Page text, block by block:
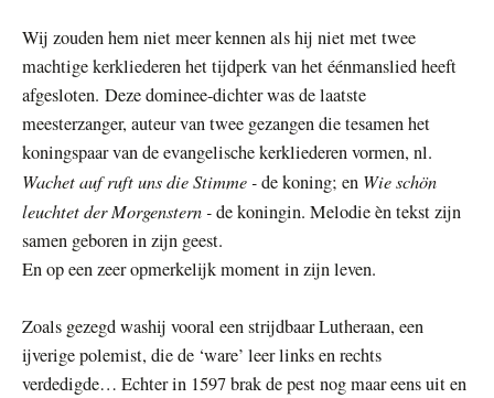
Wij zouden hem niet meer kennen als hij niet met twee
machtige kerkliederen het tijdperk van het éénmanslied heeft
afgesloten. Deze dominee-dichter was de laatste
meesterzanger, auteur van twee gezangen die tesamen het
koningspaar van de evangelische kerkliederen vormen, nl.
Wachet auf ruft uns die Stimme -de koning; en Wie schön
leuchtet der Morgenstern -de koningin. Melodie èn tekst zijn
samen geboren in zijn geest.
En op een zeer opmerkelijk moment in zijn leven.
Zoals gezegd washij vooral een strijdbaar Lutheraan, een
ijverige polemist, die de ‘ware’ leer links en rechts
verdedigde… Echter in 1597 brak de pest nog maar eens uit en